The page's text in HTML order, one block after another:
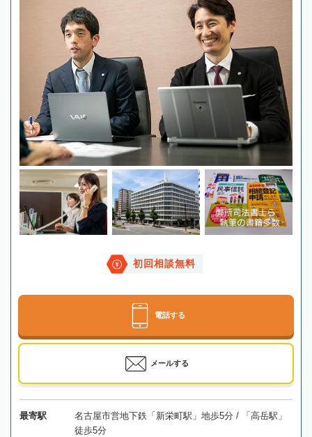
初回相談無料
電話する
メールする
最寄駅
名古屋市営地下鉄「新栄町駅」地歩5分 / 「高岳駅」
徒歩5分